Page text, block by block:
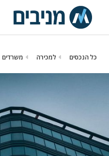
כל הנכסים למכירה משרדים